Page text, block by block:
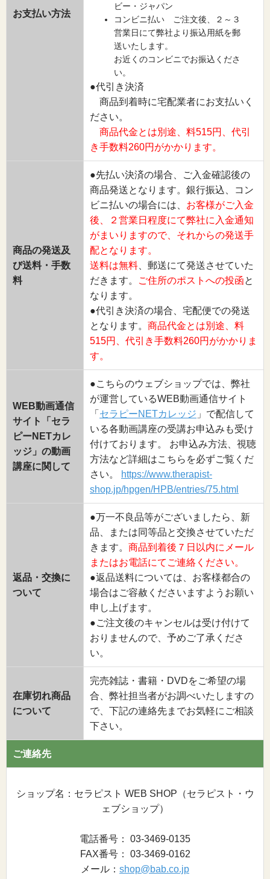
お支払い方法
ビー・ジャパン
コンビニ払い ご注文後、２～３
営業日にて弊社より振込用紙を郵
送いたします。
お近くのコンビニでお振込くださ
い。
●代引き決済
商品到着時に宅配業者にお支払いく
ださい。
商品代金とは別途、料515円、代引
き手数料260円がかかります。
商品の発送及
び送料・手数
料
●先払い決済の場合、ご入金確認後の
商品発送となります。銀行振込、コン
ビニ払いの場合には、 お客様がご入金
後、２営業日程度にて弊社に入金通知
がまいりますので、それからの発送手
配となります。
送料は無料 、郵送にて発送させていた
だきます。
ご住所のポストへの投函と
なります。
●代引き決済の場合、宅配便での発送
となります。 商品代金とは別途、料
515円、代引き手数料260円がかかりま
す。
WEB動画通信
サイト「セラ
ピーNETカレ
ッジ」の動画
講座に関して
●こちらのウェブショップでは、弊社
が運営しているWEB動画通信サイト
「 セラピーNETカレッジ 」で配信して
いる各動画講座の受講お申込みも受け
付けております。 お申込み方法、視聴
方法など詳細はこちらを必ずご覧くだ
さい。
https://www.therapist-
shop.jp/hpgen/HPB/entries/75.html
返品・交換に
ついて
●万一不良品等がございましたら、新
品、または同等品と交換させていただ
きます。 商品到着後７日以内にメール
またはお電話にてご連絡ください。
●返品送料については、お客様都合の
場合はご容赦くださいますようお願い
申し上げます。
●ご注文後のキャンセルは受け付けて
おりませんので、予めご了承くださ
い。
在庫切れ商品
について
完売雑誌・書籍・DVDをご希望の場
合、弊社担当者がお調べいたしますの
で、下記の連絡先までお気軽にご相談
下さい。
ご連絡先
ショップ名：セラピスト WEB SHOP（セラピスト・ウ
ェブショップ）
電話番号： 03-3469-0135
FAX番号： 03-3469-0162
メール： shop@bab.co.jp